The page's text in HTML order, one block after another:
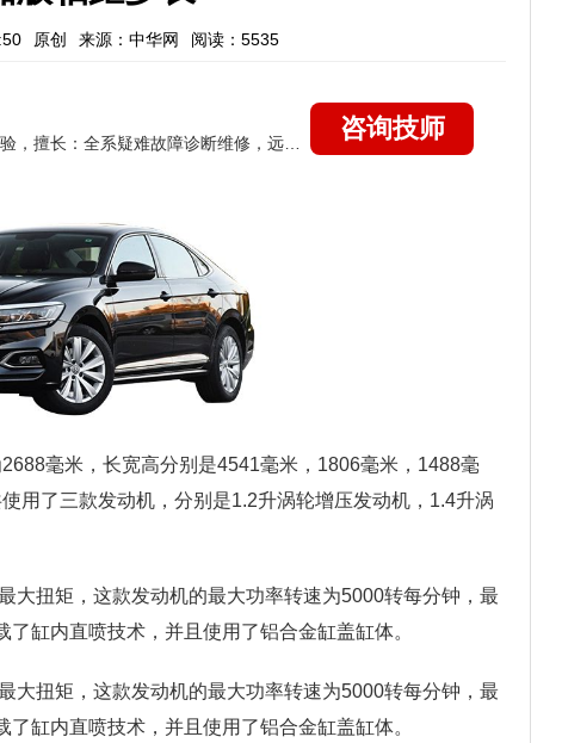
原创 来源：中华网 阅读：5535
咨询技师
毫米，长宽高分别是4541毫米，1806毫米，1488毫
用了三款发动机，分别是1.2升涡轮增压发动机，1.4升涡
大扭矩，这款发动机的最大功率转速为5000转每分钟，最
缸内直喷技术，并且使用了铝合金缸盖缸体。
大扭矩，这款发动机的最大功率转速为5000转每分钟，最
缸内直喷技术，并且使用了铝合金缸盖缸体。